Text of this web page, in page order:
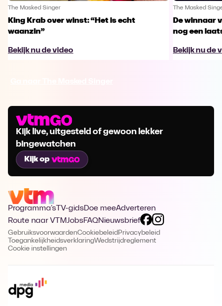
The Masked Singer
King Krab over winst: “Het is echt
waanzin”
Bekijk nu de video
The Masked
De winnaar
nog een
Bekijk nu de
Kijk live, uitgesteld of gewoon lekker
bingewatchen
Kijk op
Programma's TV-gidsDoe meeAdverteren
Route naar VTMJobsFAQNieuwsbrief
GebruiksvoorwaardenCookiebeleid Privacybeleid
ToegankelijkheidsverklaringWedstrijdreglement
Cookie instellingen